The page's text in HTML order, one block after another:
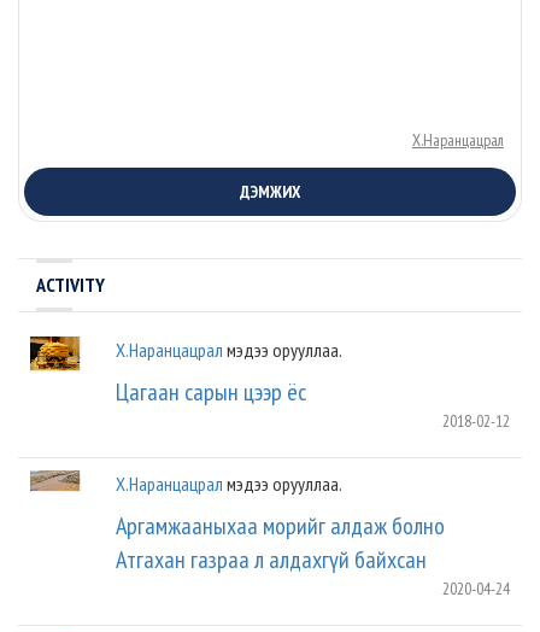
Х.Наранцацрал
ДЭМЖИХ
ACTIVITY
Х.Наранцацрал мэдээ орууллаа.
Цагаан сарын цээр ёс
2018-02-12
Х.Наранцацрал мэдээ орууллаа.
Аргамжааныхаа морийг алдаж болно
Атгахан газраа л алдахгүй байхсан
2020-04-24